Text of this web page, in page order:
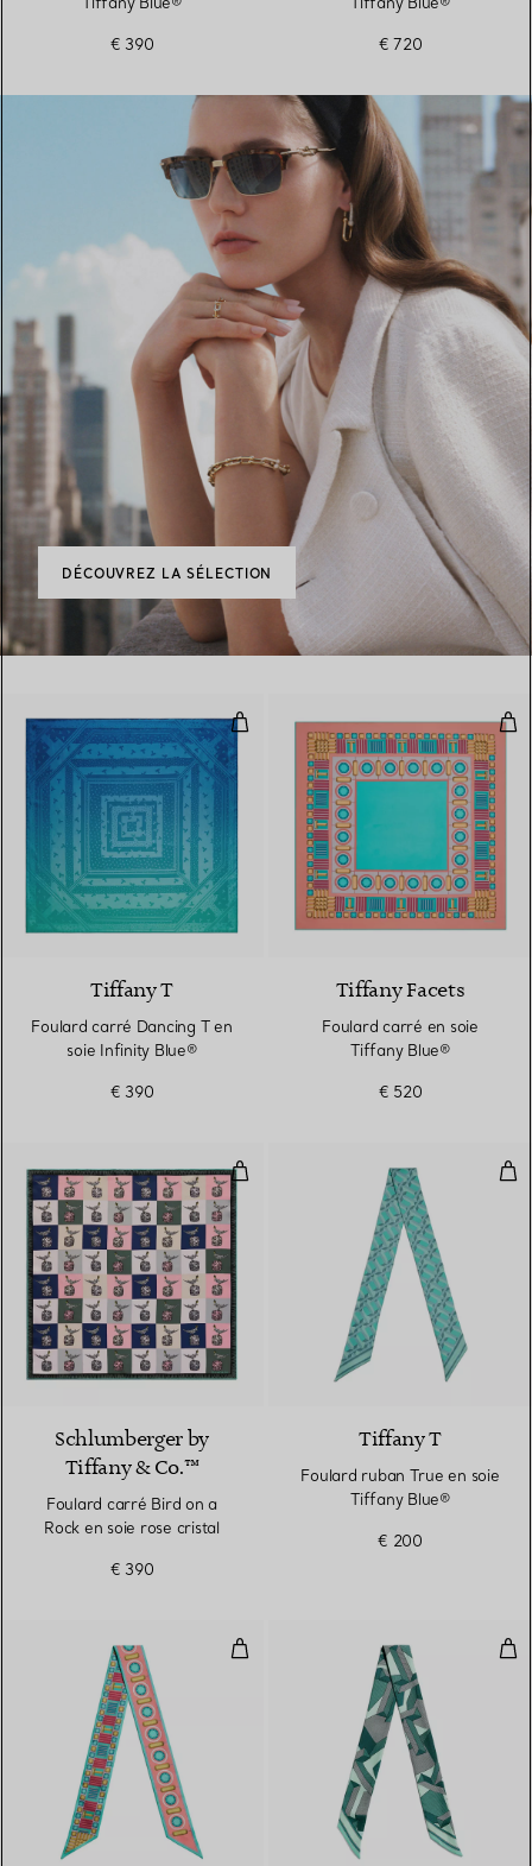
€ 390 € 720
DÉCOUVREZ LA SÉLECTION
Foulard carré Dancing T en soie
3 Couleurs
Tiffany T
Foulard carré Dancing T en
soie Infinity Blue®
€ 390
Tiffany Facets
Foulard carré en soie
Tiffany Blue®
€ 520
Foulard carré Bird on a Rock en
3 Couleurs
Schlumberger by
Tiffany & Co.™
Foulard carré Bird on a
Rock en soie rose cristal
€ 390
Tiffany T
Foulard ruban True en soie
Tiffany Blue®
€ 200
Foulard ruban en soie Tiffany
4 Couleurs